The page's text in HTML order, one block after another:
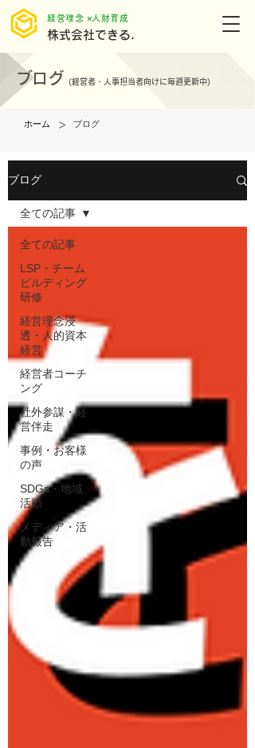
株式会社できる.
​経営理念 ×人財育成
ブログ (経営者・人事担当者向けに毎週更新中)
ホーム > ブログ
ブログ
全ての記事
LSP・チーム
ビルディング
研修
経営理念浸
透・人的資本
経営
経営者コーチ
ング
社外参謀・経
営伴走
事例・お客様
の声
SDGs・地域
活動
メディア・活
動報告
全ての記事